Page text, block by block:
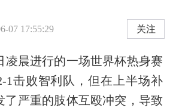
07 17:55:29 关注
凌晨进行的一场世界杯热身赛
1击败智利队，但在上半场补
了严重的肢体互殴冲突，导致